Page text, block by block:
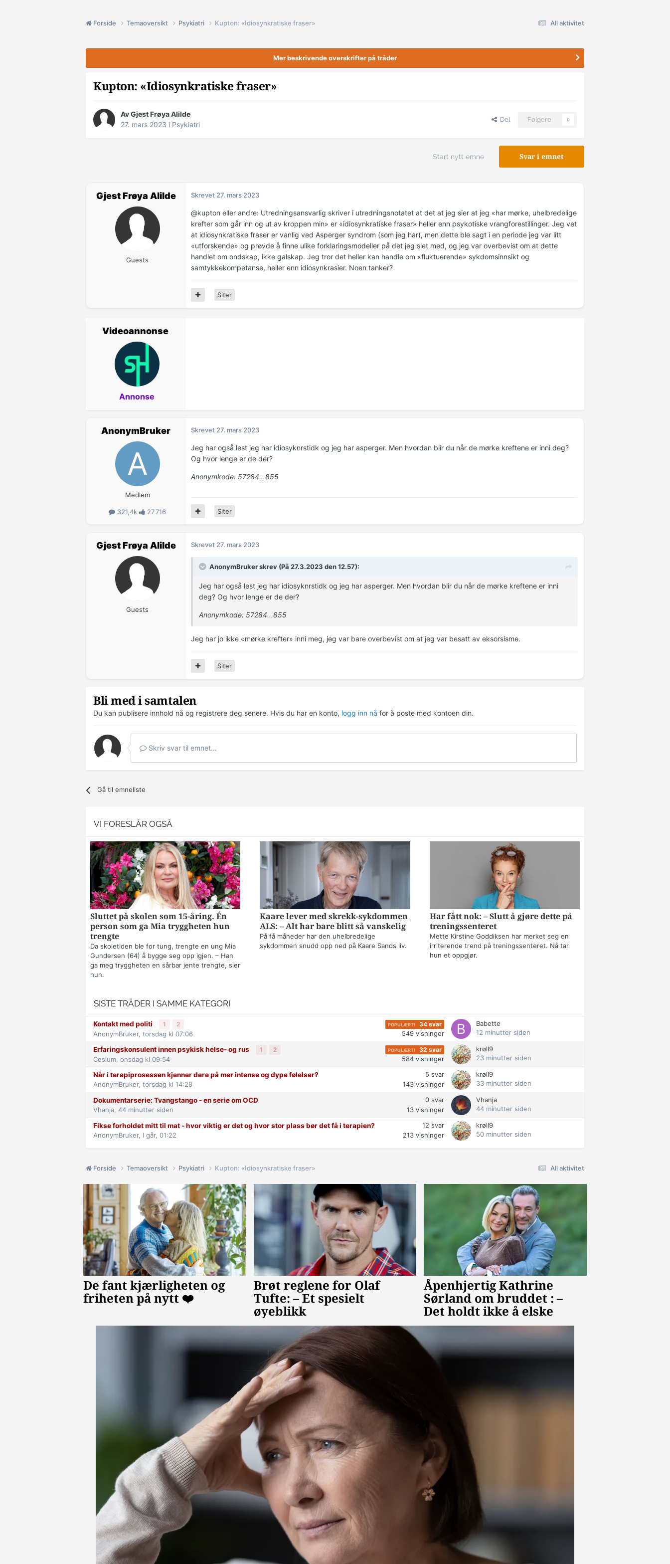
All aktivitet
Forside Temaoversikt Psykiatri Kupton: «Idiosynkratiske fraser»
Mer beskrivende overskrifter på tråder
Kupton: «Idiosynkratiske fraser»
Av Gjest Frøya Alilde
27. mars 2023 i Psykiatri
Del Følgere 0
Svar i emnet
Start nytt emne
Gjest Frøya Alilde
Guests
Skrevet 27. mars 2023
@kupton eller andre: Utredningsansvarlig skriver i utredningsnotatet at det at jeg sier at jeg «har mørke, uhelbredelige
krefter som går inn og ut av kroppen min» er «idiosynkratiske fraser» heller enn psykotiske vrangforestillinger. Jeg vet
at idiosynkratiske fraser er vanlig ved Asperger syndrom (som jeg har), men dette ble sagt i en periode jeg var litt
«utforskende» og prøvde å finne ulike forklaringsmodeller på det jeg slet med, og jeg var overbevist om at dette
handlet om ondskap, ikke galskap. Jeg tror det heller kan handle om «fluktuerende» sykdomsinnsikt og
samtykkekompetanse, heller enn idiosynkrasier. Noen tanker?
Siter
Videoannonse
Annonse
AnonymBruker
Medlem
321,4k 27 716
Skrevet 27. mars 2023
Jeg har også lest jeg har idiosyknrstidk og jeg har asperger. Men hvordan blir du når de mørke kreftene er inni deg?
Og hvor lenge er de der?
Anonymkode: 57284...855
Siter
Gjest Frøya Alilde
Guests
Skrevet 27. mars 2023
AnonymBruker skrev (På 27.3.2023 den 12.57):
Jeg har også lest jeg har idiosyknrstidk og jeg har asperger. Men hvordan blir du når de mørke kreftene er inni
deg? Og hvor lenge er de der?
Anonymkode: 57284...855
Jeg har jo ikke «mørke krefter» inni meg, jeg var bare overbevist om at jeg var besatt av eksorsisme.
Siter
Bli med i samtalen
Du kan publisere innhold nå og registrere deg senere. Hvis du har en konto, logg inn nå for å poste med kontoen din.
Skriv svar til emnet...
Gå til emneliste
VI FORESLÅR OGSÅ
Sluttet på skolen som 15-åring. Én
person som ga Mia tryggheten hun
trengte
Da skoletiden ble for tung, trengte en ung Mia
Gundersen (64) å bygge seg opp igjen. – Han
ga meg tryggheten en sårbar jente trengte, sier
hun.
Kaare lever med skrekk-sykdommen
ALS: – Alt har bare blitt så vanskelig
På få måneder har den uhelbredelige
sykdommen snudd opp ned på Kaare Sands liv.
Har fått nok: – Slutt å gjøre dette på
treningssenteret
Mette Kirstine Goddiksen har merket seg en
irriterende trend på treningssenteret. Nå tar
hun et oppgjør.
SISTE TRÅDER I SAMME KATEGORI
Kontakt med politi 1 2
AnonymBruker, torsdag kl 07:06
34 svar
549 visninger
Babette
12 minutter siden
Erfaringskonsulent innen psykisk helse- og rus 1 2
Cesium, onsdag kl 09:54
32 svar
584 visninger
krøll9
23 minutter siden
Når i terapiprosessen kjenner dere på mer intense og dype følelser?
AnonymBruker, torsdag kl 14:28
5 svar
143 visninger
krøll9
33 minutter siden
Dokumentarserie: Tvangstango - en serie om OCD
Vhanja, 44 minutter siden
0 svar
13 visninger
Vhanja
44 minutter siden
Fikse forholdet mitt til mat - hvor viktig er det og hvor stor plass bør det få i terapien?
AnonymBruker, I går, 01:22
12 svar
213 visninger
krøll9
50 minutter siden
All aktivitet
Forside Temaoversikt Psykiatri Kupton: «Idiosynkratiske fraser»